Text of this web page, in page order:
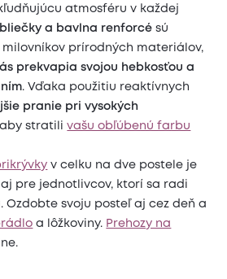
atmosféru v každej
a bavlna renforcé sú
prírodných materiálov,
prekvapia svojou hebkosťou a
. Vďaka použitiu reaktívnych
pranie pri vysokých
aby stratilivašu obľúbenú farbu
v celku na dve postele je
pre jednotlivcov, ktorí sa radi
Ozdobte svoju posteľ aj cez deň a
a lôžkoviny. Prehozy na